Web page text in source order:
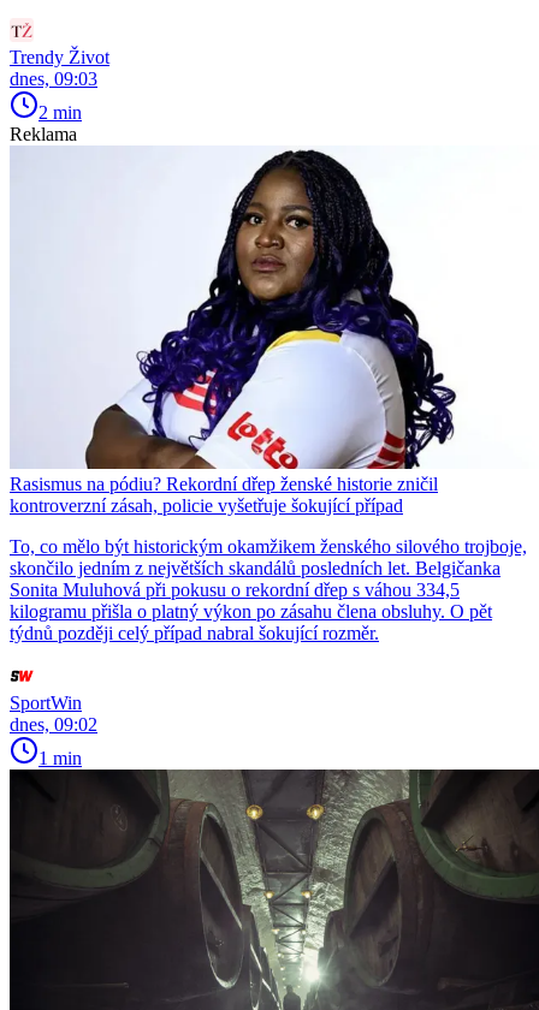
Trendy Život
dnes, 09:03
2 min
Reklama
Rasismus na pódiu? Rekordní dřep ženské historie zničil
kontroverzní zásah, policie vyšetřuje šokující případ
To, co mělo být historickým okamžikem ženského silového trojboje,
skončilo jedním z největších skandálů posledních let. Belgičanka
Sonita Muluhová při pokusu o rekordní dřep s váhou 334,5
kilogramu přišla o platný výkon po zásahu člena obsluhy. O pět
týdnů později celý případ nabral šokující rozměr.
SportWin
dnes, 09:02
1 min